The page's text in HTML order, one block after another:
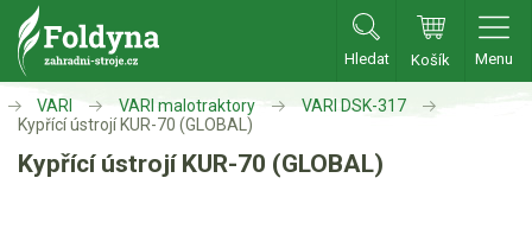
Hledat Košík Menu
Zahradní traktory
Zahradní traktory
VARI VARI malotraktory
VARI DSK-317
Kypřící ústrojí KUR-70 (GLOBAL)
Kypřící ústrojí KUR-70 (GLOBAL)